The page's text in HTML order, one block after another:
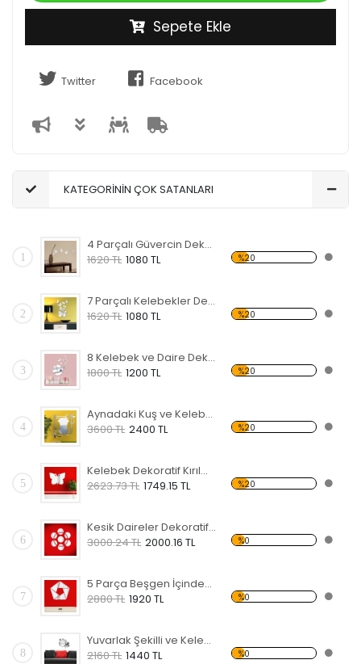
Sepete Ekle
Twitter Facebook
KATEGORİNİN ÇOK SATANLARI
1
4 Parçalı Güvercin Dekoratif Kırılmaz Ayna
1620 TL 1080 TL %20
2
7 Parçalı Kelebekler Dekoratif Kırılmaz Ayna
1620 TL 1080 TL %20
3
8 Kelebek ve Daire Dekoratif Kırılmaz Ayna
1800 TL 1200 TL %20
4
Aynadaki Kuş ve Kelebekler Dekoratif Kırılmaz Ayna
3600 TL 2400 TL %20
5
Kelebek Dekoratif Kırılmaz Ayna
2623.73 TL 1749.15 TL %20
6
Kesik Daireler Dekoratif Kırılmaz Ayna
3000.24 TL 2000.16 TL %0
7
5 Parça Beşgen İçindeki Şekiller Dekoratif Kırılmaz Ayna
2880 TL 1920 TL %0
8
Yuvarlak Şekilli ve Kelebekli Dekoratif Kırılmaz Ayna
2160 TL 1440 TL %0